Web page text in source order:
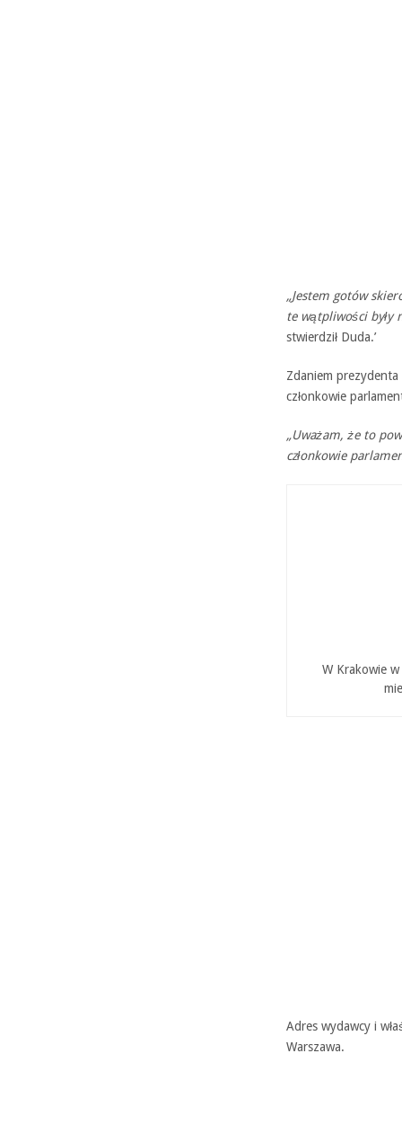
„Jestem gotów
te wątpliwości były
stwierdził Duda.’
Zdaniem
członkowie
„Uważam, że to
członkowie
W Krakowie
Adres wydawcy i
Warszawa.